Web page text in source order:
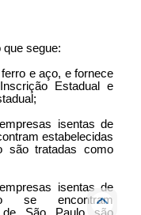
que segue:
e aço, e fornece
Estadual e
isentas de
estabelecidas
são tratadas como
isentas de
se encontram